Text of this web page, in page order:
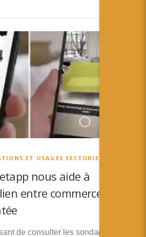
ET USAGES SECTORIELS
nous aide à
entre commerce et
de consulter les sondages et les